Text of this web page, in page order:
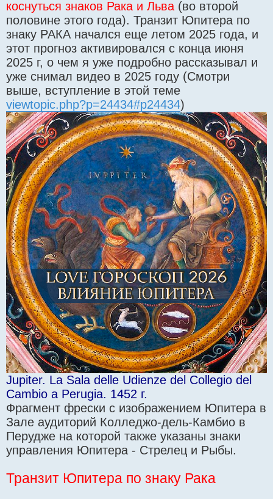
коснуться знаков Рака и Льва (во второй
половине этого года). Транзит Юпитера по
знаку РАКА начался еще летом 2025 года, и
этот прогноз активировался с конца июня
2025 г, о чем я уже подробно рассказывал и
уже снимал видео в 2025 году (Смотри
выше, вступление в этой теме
viewtopic.php?p=24434#p24434)
Jupiter. La Sala delle Udienze del Collegio del
Cambio a Perugia. 1452 г.
Фрагмент фрески с изображением Юпитера в
Зале аудиторий Колледжо-дель-Камбио в
Перудже на которой также указаны знаки
управления Юпитера - Стрелец и Рыбы.
Транзит Юпитера по знаку Рака